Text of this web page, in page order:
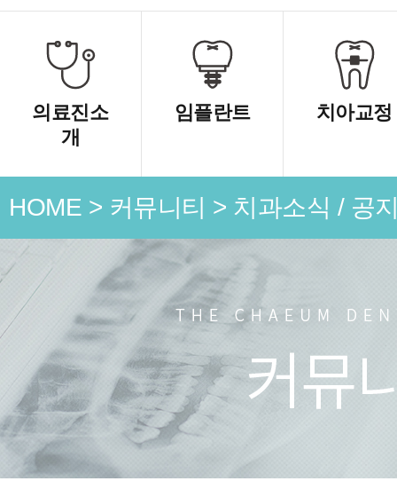
의료진소
개
임플란트 치아교정
HOME > 커뮤니티 > 치과소식 / 공
치료 전